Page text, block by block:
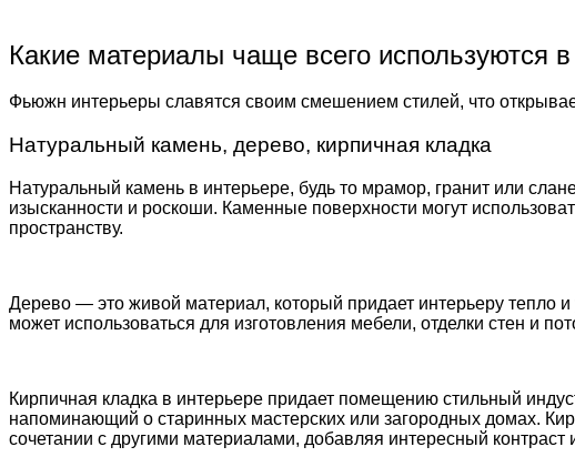
Какие материалы чаще всего используются
Фьюжн интерьеры славятся своим смешением стилей, что
Натуральный камень, дерево, кирпичная кладка
Натуральный камень в интерьере, будь то мрамор, гранит или
изысканности и роскоши. Каменные поверхности могут
пространству.
Дерево — это живой материал, который придает интерьеру тепло
может использоваться для изготовления мебели, отделки стен и
Кирпичная кладка в интерьере придает помещению стильный
напоминающий о старинных мастерских или загородных домах.
сочетании с другими материалами, добавляя интересный